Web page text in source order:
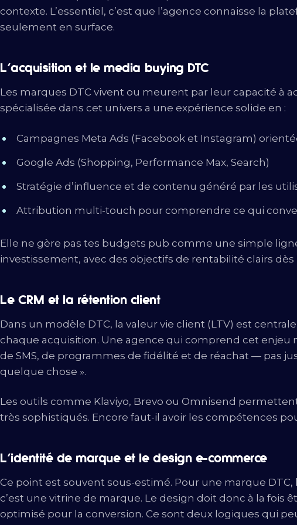
contexte. L’essentiel, c’est que l’agence connaisse la
seulement en surface.
L’acquisition et le media buying DTC
Les marques DTC vivent ou meurent par leur capacité à
spécialisée dans cet univers a une expérience solide en :
Campagnes Meta Ads (Facebook et Instagram)
Google Ads (Shopping, Performance Max, Search)
Stratégie d’influence et de contenu généré par les
Attribution multi-touch pour comprendre ce qui
Elle ne gère pas tes budgets pub comme une simple
investissement, avec des objectifs de rentabilité clairs dès
Le CRM et la rétention client
Dans un modèle DTC, la valeur vie client (LTV) est
chaque acquisition. Une agence qui comprend cet enjeu
de SMS, de programmes de fidélité et de réachat — pas
quelque chose ».
Les outils comme Klaviyo, Brevo ou Omnisend
très sophistiqués. Encore faut-il avoir les compétences
L’identité de marque et le design e-commerce
Ce point est souvent sous-estimé. Pour une marque
c’est une vitrine de marque. Le design doit donc à la fois
optimisé pour la conversion. Ce sont deux logiques qui